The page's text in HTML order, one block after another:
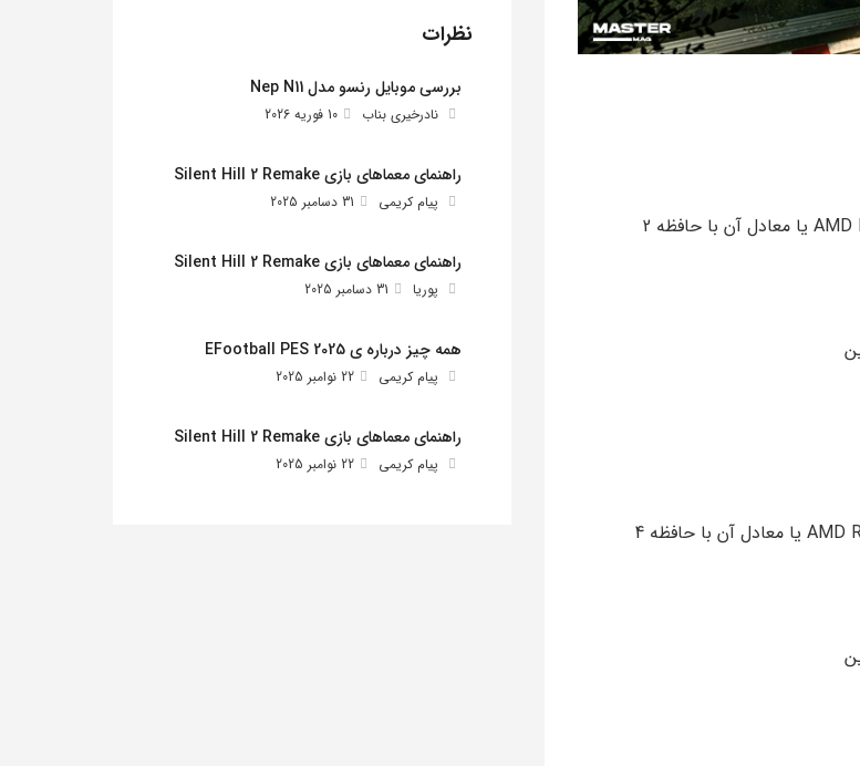
NVIDIA GeForce GT 740 یا AMD Radeon R7 250X یا معادل آن با حافظه 2
NVIDIA GeForce GTX 1060 یا AMD Radeon RX 580 یا معادل آن با حافظه 4
نظرات
بررسی موبایل رنسو مدل Nep N11
نادرخیری بناب 10 فوریه 2026
راهنمای معماهای بازی Silent Hill 2 Remake
پیام کریمی 31 دسامبر 2025
راهنمای معماهای بازی Silent Hill 2 Remake
پوریا 31 دسامبر 2025
همه چیز درباره ی EFootball PES 2025
پیام کریمی 22 نوامبر 2025
راهنمای معماهای بازی Silent Hill 2 Remake
پیام کریمی 22 نوامبر 2025